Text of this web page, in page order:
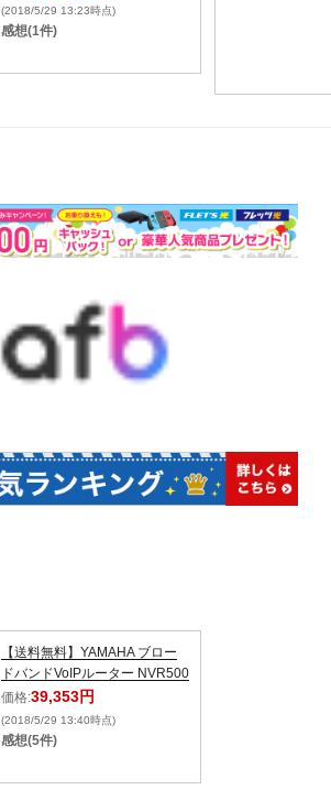
(2018/5/29 13:23時点)
感想(1件)
【送料無料】YAMAHA ブロー
ドバンドVoIPルーター NVR500
価格:39,353円
(2018/5/29 13:40時点)
感想(5件)